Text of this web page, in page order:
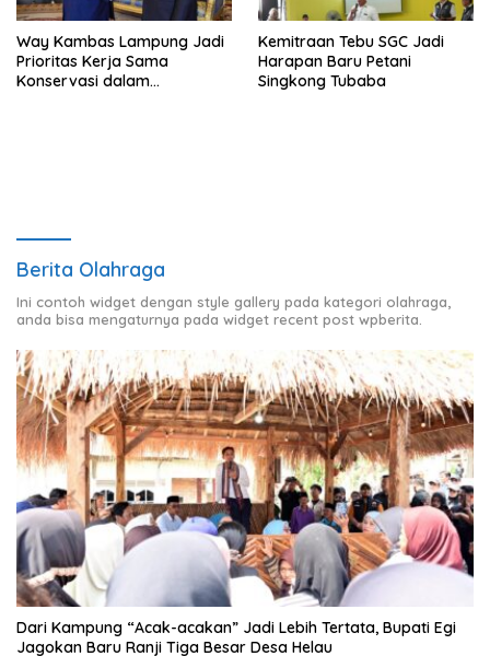
Way Kambas Lampung Jadi
Prioritas Kerja Sama
Konservasi dalam
Kemitraan Tebu SGC Jadi
Harapan Baru Petani
Singkong Tubaba
Berita Olahraga
Ini contoh widget dengan style gallery pada kategori olahraga,
anda bisa mengaturnya pada widget recent post wpberita.
Dari Kampung “Acak-acakan” Jadi Lebih Tertata, Bupati Egi
Jagokan Baru Ranji Tiga Besar Desa Helau